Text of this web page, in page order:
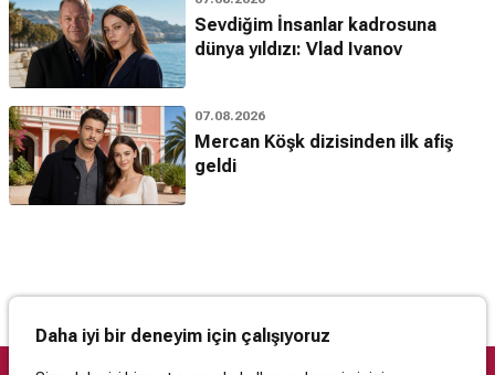
Sevdiğim İnsanlar kadrosuna
dünya yıldızı: Vlad Ivanov
07.08.2026
Mercan Köşk dizisinden ilk afiş
geldi
Daha iyi bir deneyim için çalışıyoruz